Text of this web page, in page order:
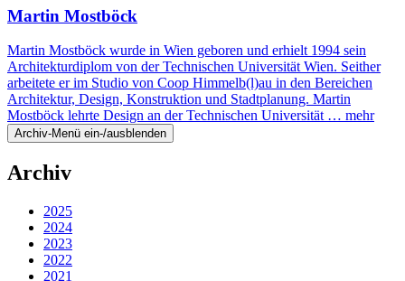
Martin Mostböck
Martin Mostböck wurde in Wien geboren und erhielt 1994 sein
Architekturdiplom von der Technischen Universität Wien. Seither
arbeitete er im Studio von Coop Himmelb(l)au in den Bereichen
Architektur, Design, Konstruktion und Stadtplanung. Martin
Mostböck lehrte Design an der Technischen Universität … mehr
Archiv-Menü ein-/ausblenden
Archiv
2025
2024
2023
2022
2021